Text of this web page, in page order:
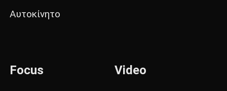
Αυτοκίνητο
Focus Video